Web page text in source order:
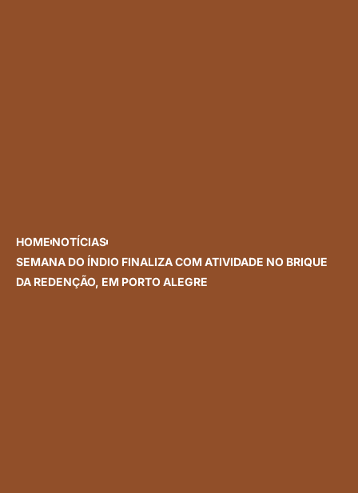
HOME NOTÍCIAS
SEMANA DO ÍNDIO FINALIZA COM ATIVIDADE NO BRIQUE
DA REDENÇÃO, EM PORTO ALEGRE